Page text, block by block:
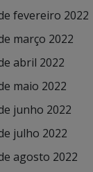
fevereiro 2022
março 2022
abril 2022
maio 2022
junho 2022
julho 2022
agosto 2022